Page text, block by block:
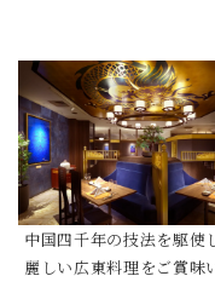
中国四千年の技法を駆使
麗しい広東料理をご賞味